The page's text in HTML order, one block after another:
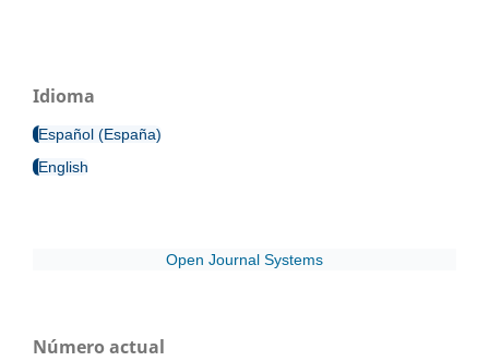
Idioma
Español (España)
English
Open Journal Systems
Número actual